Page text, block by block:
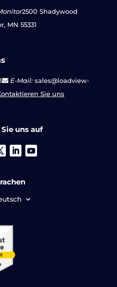
2500 Shadywood
MN 55331
E-Mail:sales@loadview-
Sie uns
uns auf